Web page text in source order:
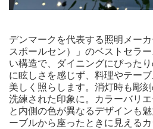
デンマークを代表する照明メーカ
スポールセン）」のベストセラ
い構造で、ダイニングにぴった
に眩しさを感じず、料理やテー
美しく照らします。消灯時も彫
洗練された印象に。カラーバリ
と内側の色が異なるデザインも
ーブルから座ったときに見える